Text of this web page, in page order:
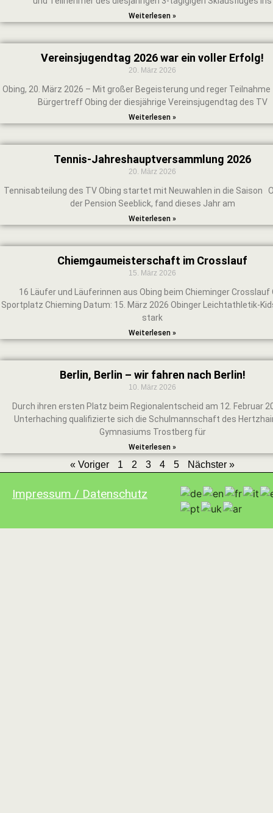
Weiterlesen »
Vereinsjugendtag 2026 war ein voller Erfolg!
20. März 2026
Obing, 20. März 2026 – Mit großer Begeisterung und reger
Bürgertreff Obing der diesjährige Vereinsjugendtag des TV
Weiterlesen »
Tennis-Jahreshauptversammlung 2026
20. März 2026
Tennisabteilung des TV Obing startet mit Neuwahlen in die Saison
der Pension Seeblick, fand dieses Jahr am
Weiterlesen »
Chiemgaumeisterschaft im Crosslauf
15. März 2026
16 Läufer und Läuferinnen aus Obing beim Chieminger Crosslauf
Sportplatz Chieming Datum: 15. März 2026 Obinger Leichtathletik-
stark
Weiterlesen »
Berlin, Berlin – wir fahren nach Berlin!
10. März 2026
Durch ihren ersten Platz beim Regionalentscheid am 12. Februar
Unterhaching qualifizierte sich die Schulmannschaft des
Gymnasiums Trostberg für
Weiterlesen »
« Voriger 1 2 3 4 5 Nächster »
Impressum / Datenschutz